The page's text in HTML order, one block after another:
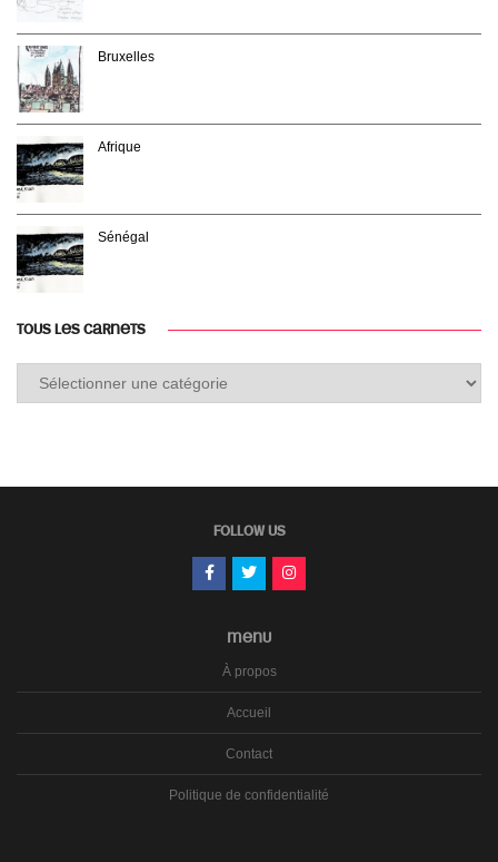
Bruxelles
Afrique
Sénégal
TOUS LES CARNETS
FOLLOW US
MENU
À propos
Accueil
Contact
Politique de confidentialité